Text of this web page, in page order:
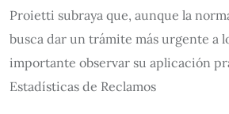
Proietti subraya que, aunque la
busca dar un trámite más urgente a
importante observar su aplicación
Estadísticas de Reclamos